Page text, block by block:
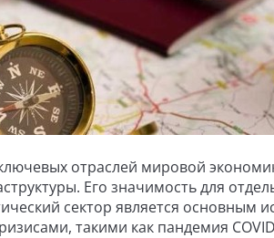
отраслей мировой
Его значимость для
сектор является
такими как пандемия